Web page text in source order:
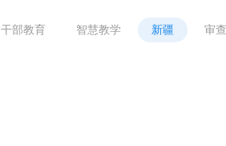
干部教育 智慧教学 新疆 审